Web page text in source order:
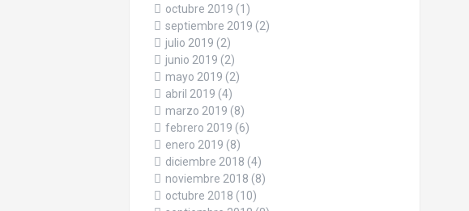
octubre 2019 (1)
septiembre 2019 (2)
julio 2019 (2)
junio 2019 (2)
mayo 2019 (2)
abril 2019 (4)
marzo 2019 (8)
febrero 2019 (6)
enero 2019 (8)
diciembre 2018 (4)
noviembre 2018 (8)
octubre 2018 (10)